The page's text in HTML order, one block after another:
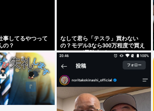
事してるやつって
の？
なして君ら「テスラ」買わない
の？モデル3なら300万程度で買え
る.コスパ最強車がここにあるのに